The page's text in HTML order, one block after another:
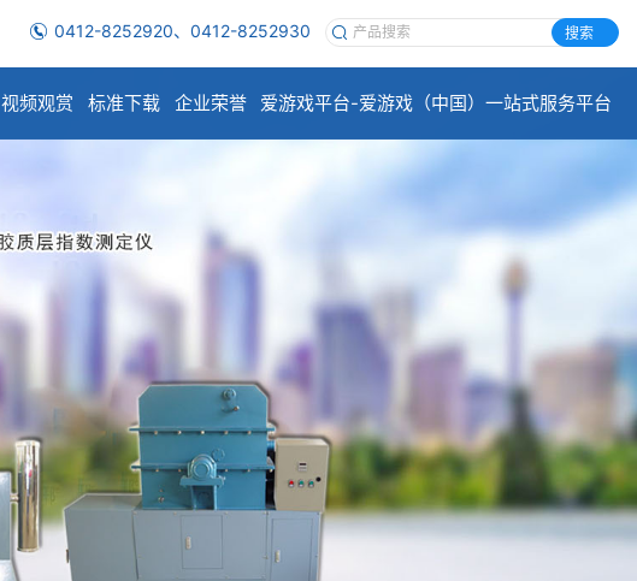
0412-8252920、0412-8252930 搜索
视频观赏 标准下载 企业荣誉 爱游戏平台-爱游戏（中国）一站式服务平台